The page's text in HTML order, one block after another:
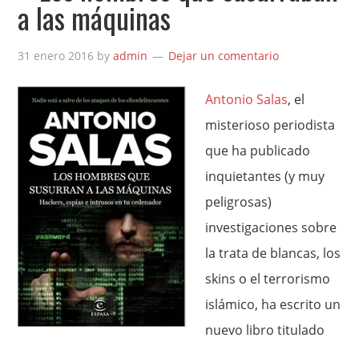
a las máquinas
31 enero 2016 byadmin Dejar un comentario
Antonio Salas, el
misterioso periodista
que ha publicado
inquietantes (y muy
peligrosas)
investigaciones sobre
la trata de blancas, los
skins o el terrorismo
islámico, ha escrito un
nuevo libro titulado